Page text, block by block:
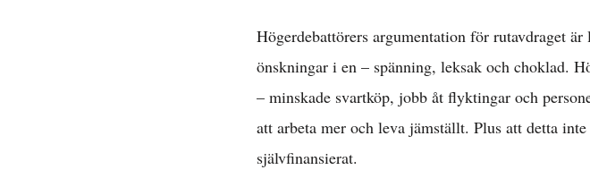
Högerdebattörers argumentation för rutavdraget
önskningar i en – spänning, leksak och choklad.
– minskade svartköp, jobb åt flyktingar och
att arbeta mer och leva jämställt. Plus att detta
självfinansierat.